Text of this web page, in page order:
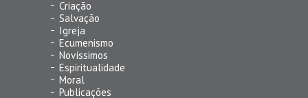
Criação
Salvação
Igreja
Ecumenismo
Novíssimos
Espiritualidade
Moral
Publicações